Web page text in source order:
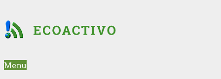
Menu